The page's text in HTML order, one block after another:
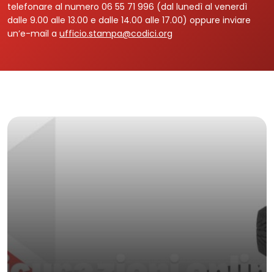
telefonare al numero 06 55 71 996 (dal lunedì al venerdì
dalle 9.00 alle 13.00 e dalle 14.00 alle 17.00) oppure inviare
un’e-mail a ufficio.stampa@codici.org